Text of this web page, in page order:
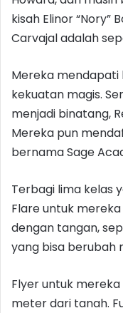
kisah Elinor “Nory”
Carvajal adalah
Mereka
kekuatan magis.
menjadi binatang,
Mereka pun
bernama Sage
Terbagi lima kelas
Flare untuk
dengan tangan,
yang bisa berubah
Flyer untuk
meter dari tanah.